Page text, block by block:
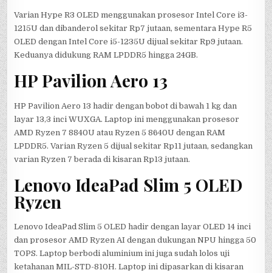
Varian Hype R3 OLED menggunakan prosesor Intel Core i3-
1215U dan dibanderol sekitar Rp7 jutaan, sementara Hype R5
OLED dengan Intel Core i5-1235U dijual sekitar Rp9 jutaan.
Keduanya didukung RAM LPDDR5 hingga 24GB.
HP Pavilion Aero 13
HP Pavilion Aero 13 hadir dengan bobot di bawah 1 kg dan
layar 13,3 inci WUXGA. Laptop ini menggunakan prosesor
AMD Ryzen 7 8840U atau Ryzen 5 8640U dengan RAM
LPDDR5. Varian Ryzen 5 dijual sekitar Rp11 jutaan, sedangkan
varian Ryzen 7 berada di kisaran Rp13 jutaan.
Lenovo IdeaPad Slim 5 OLED
Ryzen
Lenovo IdeaPad Slim 5 OLED hadir dengan layar OLED 14 inci
dan prosesor AMD Ryzen AI dengan dukungan NPU hingga 50
TOPS. Laptop berbodi aluminium ini juga sudah lolos uji
ketahanan MIL-STD-810H. Laptop ini dipasarkan di kisaran